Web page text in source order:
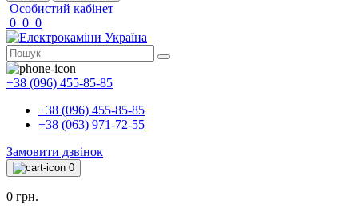
Особистий кабінет
0 0 0
+38 (096) 455-85-85
+38 (096) 455-85-85
+38 (063) 971-72-55
Замовити дзвінок
0
0 грн.